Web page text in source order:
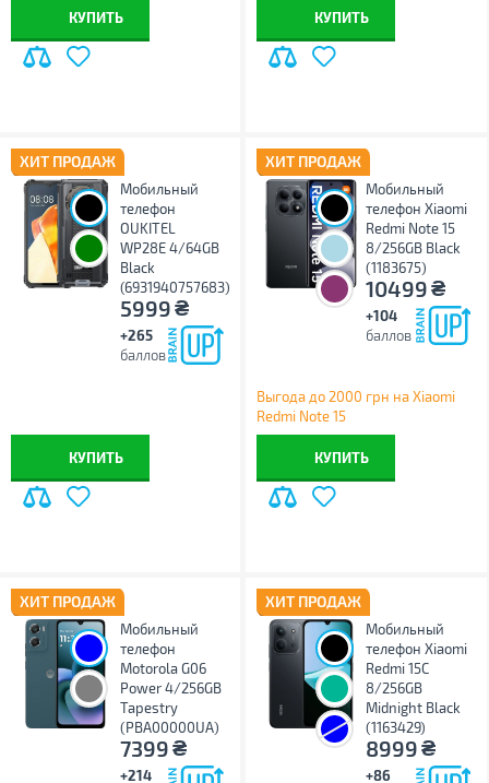
КУПИТЬ КУПИТЬ
ХИТ ПРОДАЖ
Мобильный
телефон
OUKITEL
WP28E 4/64GB
Black
(6931940757683)
5999₴
+265
баллов
КУПИТЬ
ХИТ ПРОДАЖ
Мобильный
телефон Xiaomi
Redmi Note 15
8/256GB Black
(1183675)
10499₴
+104
баллов
Выгода до 2000 грн на Xiaomi
Redmi Note 15
КУПИТЬ
ХИТ ПРОДАЖ
Мобильный
телефон
Motorola G06
Power 4/256GB
Tapestry
(PBA00000UA)
7399₴
+214
ХИТ ПРОДАЖ
Мобильный
телефон Xiaomi
Redmi 15C
8/256GB
Midnight Black
(1163429)
8999₴
+86